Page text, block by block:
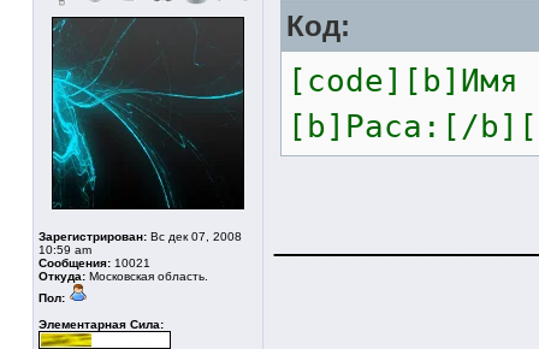
Зарегистрирован: Вс дек 07, 2008
10:59 am
Сообщения: 10021
Откуда: Московская область.
Пол:
Элементарная Сила:
Код:
[code][b]Имя
[b]Раса:[/